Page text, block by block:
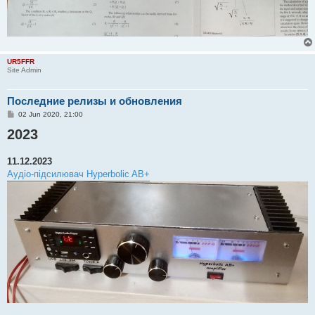
UR5FFR
Site Admin
Последние релизы и обновления
P
s
t
02 Jun 2020, 21:00
2023
11.12.2023
Аудіо-підсилювач Hyperbolic AB+